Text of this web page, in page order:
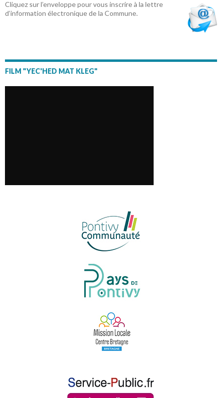
Cliquez sur l’enveloppe pour vous inscrire à la lettre
d’information électronique de la Commune.
FILM "YEC'HED MAT KLEG"